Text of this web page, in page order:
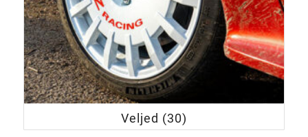
Veljed (30)